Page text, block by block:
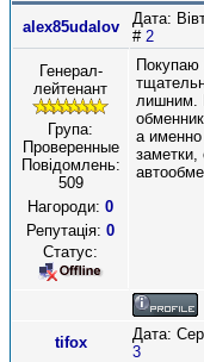
alex85udalov
Дата:
# 2
Генерал-
лейтенант
Група:
Проверенные
Повідомлень:
509
Нагороди: 0
Репутація: 0
Статус:
Покупаю
лишним.
а именно
tifox
Дата:
3